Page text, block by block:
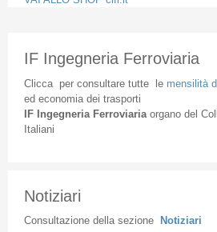
IF Ingegneria Ferroviaria
Cliccaper consultare tuttele mensilità
ed economia dei trasporti
IF Ingegneria Ferroviaria organodel
Italiani
Notiziari
Consultazione della sezione Notiziari